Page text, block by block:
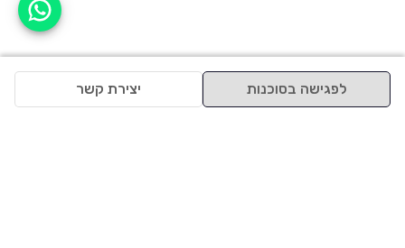
לפגישה בסוכנות יצירת קשר
אפשר לעזור?